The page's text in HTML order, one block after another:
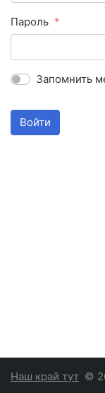
Пароль
Запомнить
Войти
Наш край тут ©